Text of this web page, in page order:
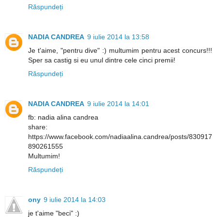
Răspundeți
NADIA CANDREA 9 iulie 2014 la 13:58
Je t'aime, "pentru dive" :) multumim pentru acest concurs!!!
Sper sa castig si eu unul dintre cele cinci premii!
Răspundeți
NADIA CANDREA 9 iulie 2014 la 14:01
fb: nadia alina candrea
share:
https://www.facebook.com/nadiaalina.candrea/posts/830917
890261555
Multumim!
Răspundeți
ony 9 iulie 2014 la 14:03
je t'aime "beci" :)